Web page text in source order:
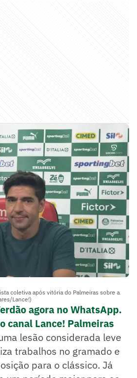
coletiva após vitória do Palmeiras sobre a
Lance!)
agora no WhatsApp.
canal Lance! Palmeiras
lesão considerada leve
trabalhos no gramado e
para o clássico. Já